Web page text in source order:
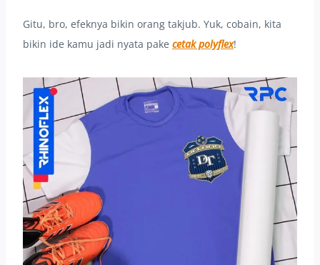
Gitu, bro, efeknya bikin orang takjub. Yuk, cobain, kita
bikin ide kamu jadi nyata pake cetak polyflex!